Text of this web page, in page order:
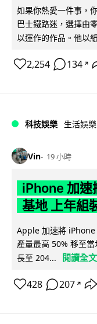
如果你熱愛一件事，
巴士鐵路迷，選擇由
以運作的作品。他以
2,254 134 ↗
科技娛樂 生活娛樂
Vin 19 小時
iPhone 加速
基地 上年組
Apple 加速將 iPhone
產量最高 50% 移至
長至 204...
閱讀全文
428 207 ↗